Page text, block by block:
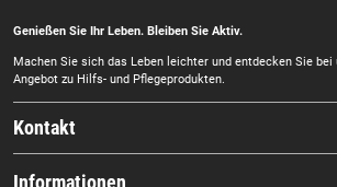
Genießen Sie Ihr Leben. Bleiben Sie Aktiv.
Machen Sie sich das Leben leichter und entdecken Sie
Angebot zu Hilfs- und Pflegeprodukten.
Kontakt
Informationen